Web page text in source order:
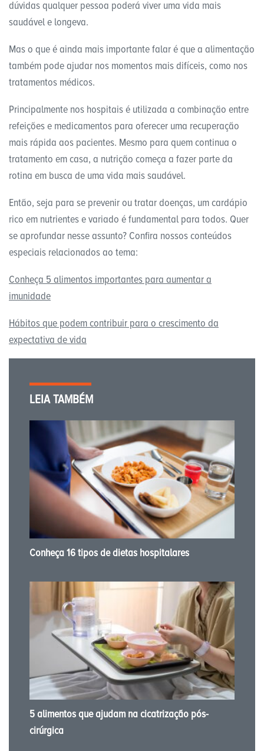
dúvidas qualquer pessoa poderá viver uma vida mais
saudável e longeva.
Mas o que é ainda mais importante falar é que a alimentação
também pode ajudar nos momentos mais difíceis, como nos
tratamentos médicos.
Principalmente nos hospitais é utilizada a combinação entre
refeições e medicamentos para oferecer uma recuperação
mais rápida aos pacientes. Mesmo para quem continua o
tratamento em casa, a nutrição começa a fazer parte da
rotina em busca de uma vida mais saudável.
Então, seja para se prevenir ou tratar doenças, um cardápio
rico em nutrientes e variado é fundamental para todos. Quer
se aprofundar nesse assunto? Confira nossos conteúdos
especiais relacionados ao tema:
Conheça 5 alimentos importantes para aumentar a
imunidade
Hábitos que podem contribuir para o crescimento da
expectativa de vida
LEIA TAMBÉM
Conheça 16 tipos de dietas hospitalares
5 alimentos que ajudam na cicatrização pós-
cirúrgica